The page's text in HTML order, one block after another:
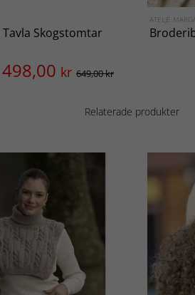
Skogstomtar
498,00 kr 649,00 kr
ATELJÉ
Relaterade produkter